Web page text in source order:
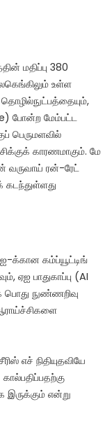
மதிப்பு 380
உள்ள
போன்ற மேம்பட்ட
பெருமளவில்
காரணமாகும். மே
வருவாய் ரன்-ரேட்
க்கான கம்ப்யூட்டிங்
ஏஐ பாதுகாப்பு (AI
நுண்ணறிவு
எச் நிதியுதவியே
இருக்கும் என்று